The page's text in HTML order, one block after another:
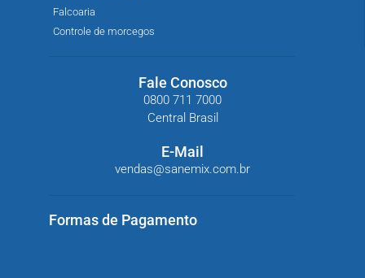
Falcoaria
Controle de morcegos
Fale Conosco
0800 711 7000
Central Brasil
E-Mail
vendas@sanemix.com.br
Formas de Pagamento